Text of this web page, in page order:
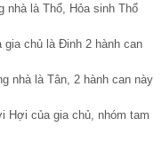
nhà là Thổ, Hỏa sinh Thổ
chủ là Đinh 2 hành can
nhà là Tân, 2 hành can này
Hợi của gia chủ, nhóm tam